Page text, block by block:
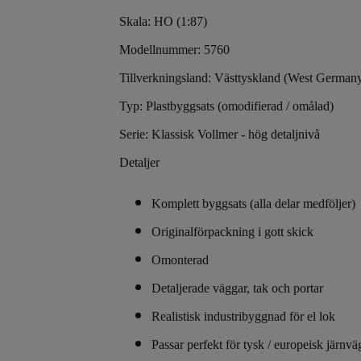
Skala: HO (1:87)
Modellnummer: 5760
Tillverkningsland: Västtyskland (West
Typ: Plastbyggsats (omodifierad / omålad)
Serie: Klassisk Vollmer - hög detaljnivå
Detaljer
Komplett byggsats (alla delar medföljer)
Originalförpackning i gott skick
Omonterad
Detaljerade väggar, tak och portar
Realistisk industribyggnad för el lok
Passar perfekt för tysk / europeisk